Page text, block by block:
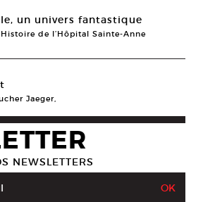
un univers fantastique
de l’Hôpital Sainte-Anne
Jaeger,
NEWSLETTERS